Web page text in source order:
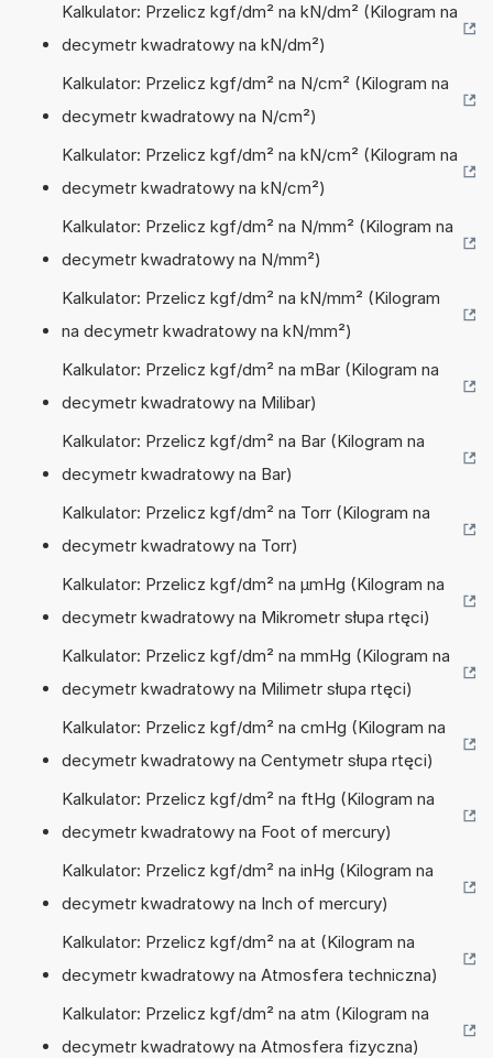
Kalkulator: Przelicz kgf/dm² na kN/dm² (Kilogram na
decymetr kwadratowy na kN/dm²)
Kalkulator: Przelicz kgf/dm² na N/cm² (Kilogram na
decymetr kwadratowy na N/cm²)
Kalkulator: Przelicz kgf/dm² na kN/cm² (Kilogram na
decymetr kwadratowy na kN/cm²)
Kalkulator: Przelicz kgf/dm² na N/mm² (Kilogram na
decymetr kwadratowy na N/mm²)
Kalkulator: Przelicz kgf/dm² na kN/mm² (Kilogram
na decymetr kwadratowy na kN/mm²)
Kalkulator: Przelicz kgf/dm² na mBar (Kilogram na
decymetr kwadratowy na Milibar)
Kalkulator: Przelicz kgf/dm² na Bar (Kilogram na
decymetr kwadratowy na Bar)
Kalkulator: Przelicz kgf/dm² na Torr (Kilogram na
decymetr kwadratowy na Torr)
Kalkulator: Przelicz kgf/dm² na µmHg (Kilogram na
decymetr kwadratowy na Mikrometr słupa rtęci)
Kalkulator: Przelicz kgf/dm² na mmHg (Kilogram na
decymetr kwadratowy na Milimetr słupa rtęci)
Kalkulator: Przelicz kgf/dm² na cmHg (Kilogram na
decymetr kwadratowy na Centymetr słupa rtęci)
Kalkulator: Przelicz kgf/dm² na ftHg (Kilogram na
decymetr kwadratowy na Foot of mercury)
Kalkulator: Przelicz kgf/dm² na inHg (Kilogram na
decymetr kwadratowy na Inch of mercury)
Kalkulator: Przelicz kgf/dm² na at (Kilogram na
decymetr kwadratowy na Atmosfera techniczna)
Kalkulator: Przelicz kgf/dm² na atm (Kilogram na
decymetr kwadratowy na Atmosfera fizyczna)